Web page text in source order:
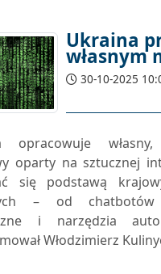
Ukraina
własnym
30-10-2025
opracowuje
oparty na sztucznej
się podstawą
– od
i narzędzia
Włodzimierz